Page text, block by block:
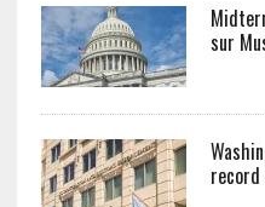
sur